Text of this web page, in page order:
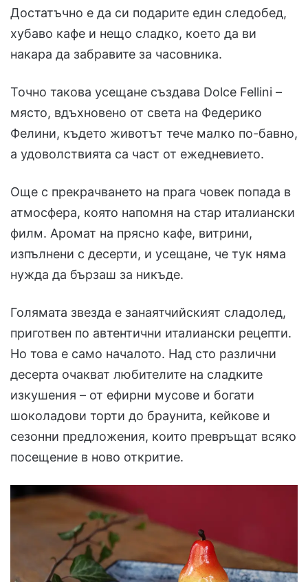
Достатъчно е да си подарите един следобед,
хубаво кафе и нещо сладко, което да ви
накара да забравите за часовника.
Точно такова усещане създава Dolce Fellini –
място, вдъхновено от света на Федерико
Фелини, където животът тече малко по-бавно,
а удоволствията са част от ежедневието.
Още с прекрачването на прага човек попада в
атмосфера, която напомня на стар италиански
филм. Аромат на прясно кафе, витрини,
изпълнени с десерти, и усещане, че тук няма
нужда да бързаш за никъде.
Голямата звезда е занаятчийският сладолед,
приготвен по автентични италиански рецепти.
Но това е само началото. Над сто различни
десерта очакват любителите на сладките
изкушения – от ефирни мусове и богати
шоколадови торти до браунита, кейкове и
сезонни предложения, които превръщат всяко
посещение в ново откритие.